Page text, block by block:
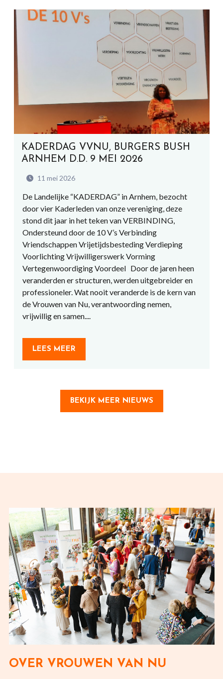
KADERDAG VVNU, BURGERS BUSH
ARNHEM D.D. 9 MEI 2026
11 mei 2026
De Landelijke “KADERDAG” in Arnhem, bezocht
door vier Kaderleden van onze vereniging, deze
stond dit jaar in het teken van VERBINDING,
Ondersteund door de 10 V’s Verbinding
Vriendschappen Vrijetijdsbesteding Verdieping
Voorlichting Vrijwilligerswerk Vorming
Vertegenwoordiging Voordeel Door de jaren heen
veranderden er structuren, werden uitgebreider en
professioneler. Wat nooit veranderde is de kern van
de Vrouwen van Nu, verantwoording nemen,
vrijwillig en samen....
LEES MEER
BEKIJK MEER NIEUWS
OVER VROUWEN VAN NU